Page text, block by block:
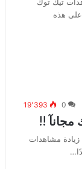
على هذه
0 19٬393
مجانآ !!
مشاهدات